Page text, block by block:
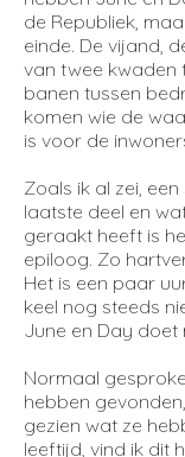
de Republiek,
einde. De vijand,
van twee kwaden
banen tussen
komen wie de
is voor de
Zoals ik al zei,
laatste deel en
geraakt heeft is
epiloog. Zo
Het is een paar
keel nog steeds
June en Day doet
Normaal
hebben
gezien wat ze
leeftijd, vind ik dit